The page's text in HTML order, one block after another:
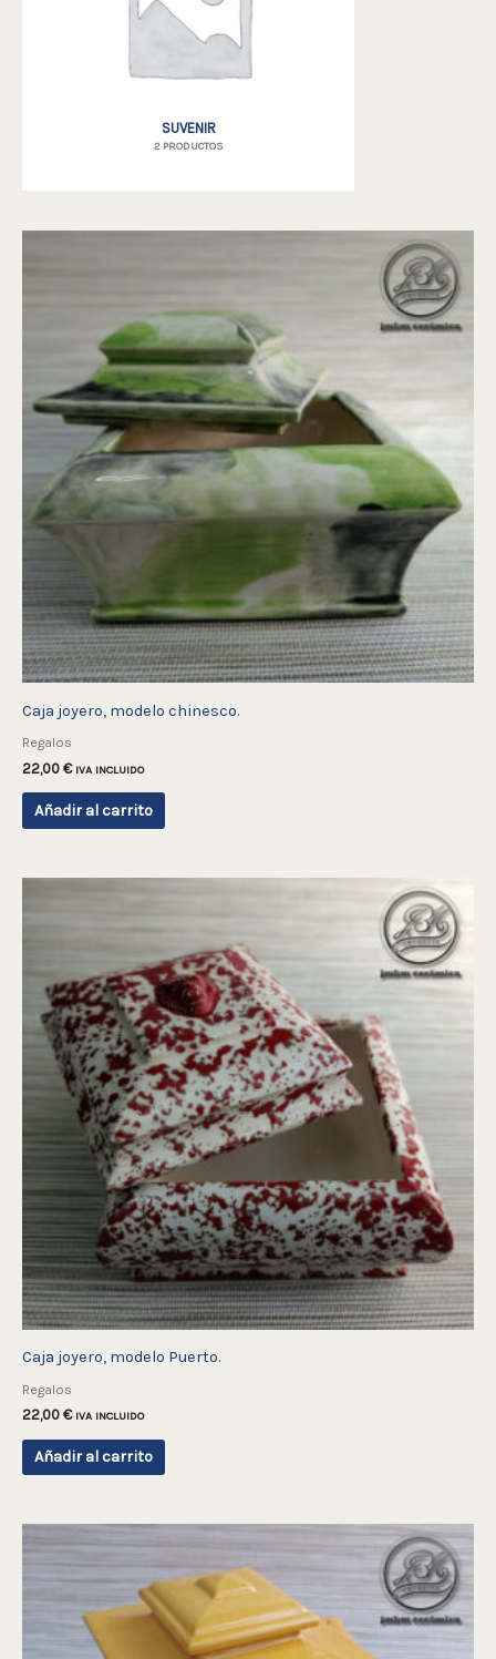
SUVENIR
2 PRODUCTOS
Caja joyero, modelo chinesco.
Regalos
22,00 € IVA INCLUIDO
Añadir al carrito
Caja joyero, modelo Puerto.
Regalos
22,00 € IVA INCLUIDO
Añadir al carrito